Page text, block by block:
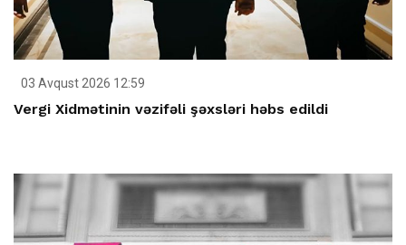
03 Avqust 2026 12:59
Vergi Xidmətinin vəzifəli şəxsləri həbs edildi